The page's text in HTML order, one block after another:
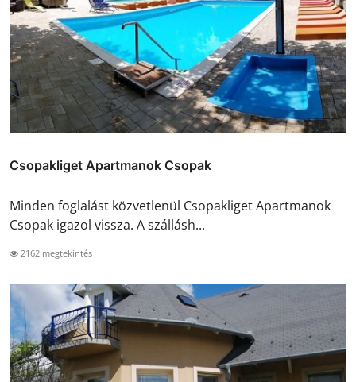
Csopakliget Apartmanok Csopak
Minden foglalást közvetlenül Csopakliget Apartmanok
Csopak igazol vissza. A szállásh...
2162 megtekintés